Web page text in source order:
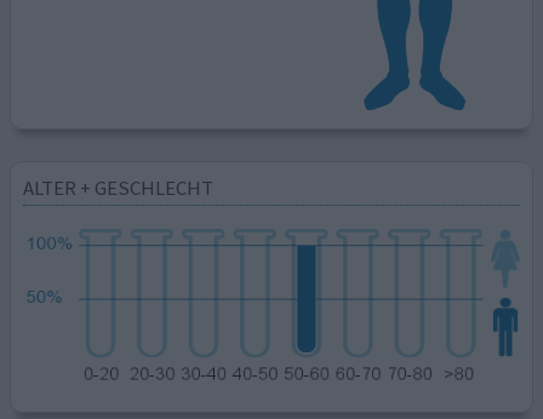
ALTER + GESCHLECHT